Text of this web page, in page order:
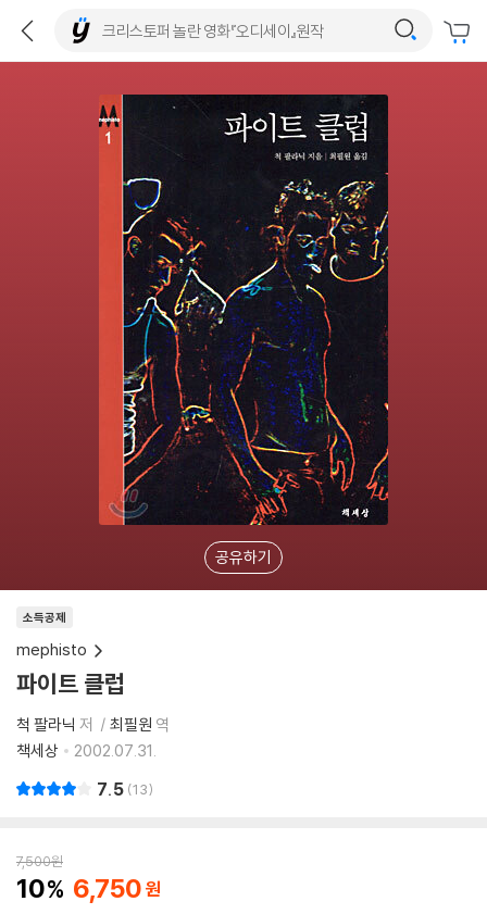
공유하기
소득공제
mephisto
파이트 클럽
척 팔라닉 저 최필원 역
책세상
2002.07.31.
7.5 13
7,500원
10 6,750